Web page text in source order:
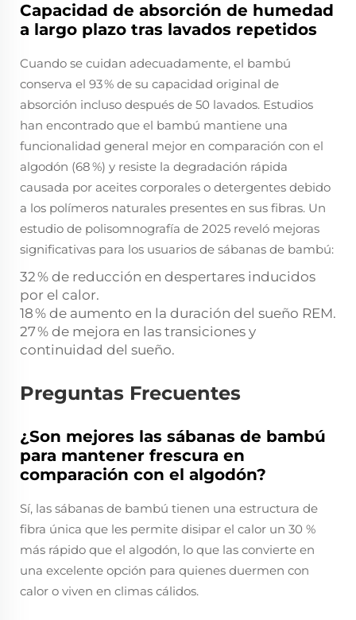
Capacidad de absorción de humedad
a largo plazo tras lavados repetidos
Cuando se cuidan adecuadamente, el bambú
conserva el 93 % de su capacidad original de
absorción incluso después de 50 lavados. Estudios
han encontrado que el bambú mantiene una
funcionalidad general mejor en comparación con el
algodón (68 %) y resiste la degradación rápida
causada por aceites corporales o detergentes debido
a los polímeros naturales presentes en sus fibras. Un
estudio de polisomnografía de 2025 reveló mejoras
significativas para los usuarios de sábanas de bambú:
32 % de reducción en despertares inducidos
por el calor.
18 % de aumento en la duración del sueño REM.
27 % de mejora en las transiciones y
continuidad del sueño.
Preguntas Frecuentes
¿Son mejores las sábanas de bambú
para mantener frescura en
comparación con el algodón?
Sí, las sábanas de bambú tienen una estructura de
fibra única que les permite disipar el calor un 30 %
más rápido que el algodón, lo que las convierte en
una excelente opción para quienes duermen con
calor o viven en climas cálidos.